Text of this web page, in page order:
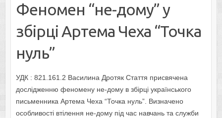
Феномен “не-дому” у
збірці Артема Чеха “Точка
нуль”
УДК : 821.161.2 Василина Дротяк Стаття присвячена
дослідженню феномену не-дому в збірці українського
письменника Артема Чеха “Точка нуль”. Визначено
особливості втілення не-дому під час навчань та служби